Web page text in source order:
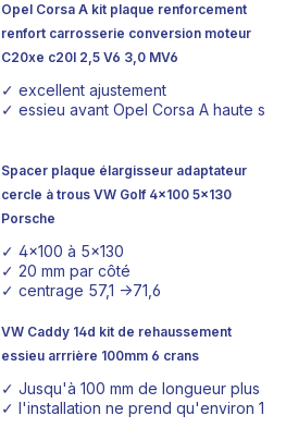
Opel Corsa A kit plaque renforcement
renfort carrosserie conversion moteur
C20xe c20l 2,5 V6 3,0 MV6
✓ excellent ajustement
✓ essieu avant Opel Corsa A haute
Spacer plaque élargisseur adaptateur
cercle à trous VW Golf 4x100 5x130
Porsche
✓ 4x100 à 5x130
✓ 20 mm par côté
✓ centrage 57,1 ->71,6
VW Caddy 14d kit de rehaussement
essieu arrrière 100mm 6 crans
✓ Jusqu'à 100 mm de longueur plus
✓ l'installation ne prend qu'environ 1